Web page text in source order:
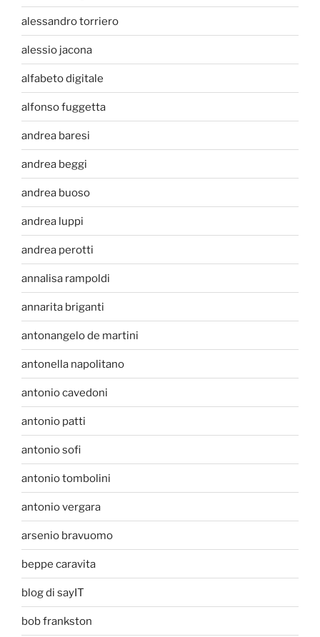
alessandro torriero
alessio jacona
alfabeto digitale
alfonso fuggetta
andrea baresi
andrea beggi
andrea buoso
andrea luppi
andrea perotti
annalisa rampoldi
annarita briganti
antonangelo de martini
antonella napolitano
antonio cavedoni
antonio patti
antonio sofi
antonio tombolini
antonio vergara
arsenio bravuomo
beppe caravita
blog di sayIT
bob frankston